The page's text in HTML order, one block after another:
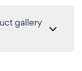
gallery